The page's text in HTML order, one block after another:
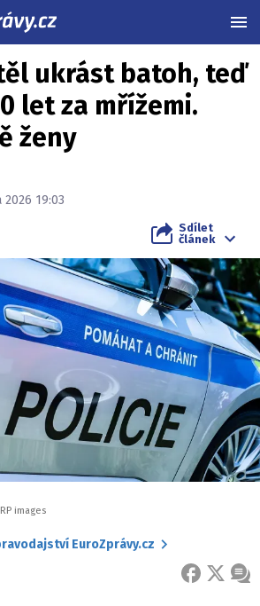
ukrást batoh, teď
let za mřížemi.
ženy
2026 19:03
Sdílet
článek
images
EuroZprávy.cz
FACEBOOK
X